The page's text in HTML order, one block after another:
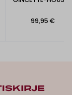
99,95 €